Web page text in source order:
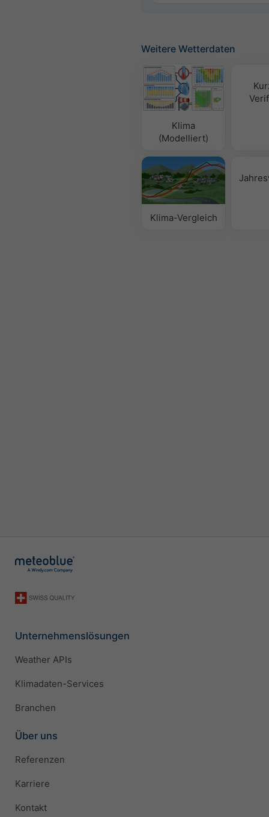
Weitere Wetterdaten
Klima
(Modelliert)
Klima-Vergleich
Unternehmenslösungen
Weather APIs
Klimadaten-Services
Branchen
Über uns
Referenzen
Karriere
Kontakt